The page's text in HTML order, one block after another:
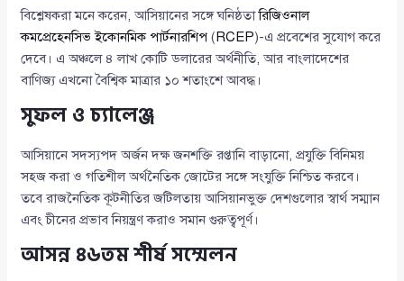
বিশ্লেষকরা মনে করেন, আসিয়ানের সঙ্গে ঘনিষ্ঠতারিজিওনাল
কমপ্রেহেনসিভ ইকোনমিক পার্টনারশিপ ( RCEP)-এ প্রবেশের সুযোগ করে
দেবে। এ অঞ্চলে ৪ লাখ কোটি ডলারের অর্থনীতি, আর বাংলাদেশের
বাণিজ্য এখনো বৈশ্বিক মাত্রার ১০ শতাংশে আবদ্ধ।
সুফল ও চ্যালেঞ্জ
আসিয়ানে সদস্যপদ অর্জন দক্ষ জনশক্তি রপ্তানি বাড়ানো, প্রযুক্তি বিনিময়
সহজ করা ও গতিশীল অর্থনৈতিক জোটের সঙ্গে সংযুক্তি নিশ্চিত করবে।
তবে রাজনৈতিক কূটনীতির জটিলতায় আসিয়ানভুক্ত দেশগুলোর স্বার্থ সম্মান
এবং চীনের প্রভাব নিয়ন্ত্রণ করাও সমান গুরুত্বপূর্ণ।
আসন্ন ৪৬তম শীর্ষ সম্মেলন